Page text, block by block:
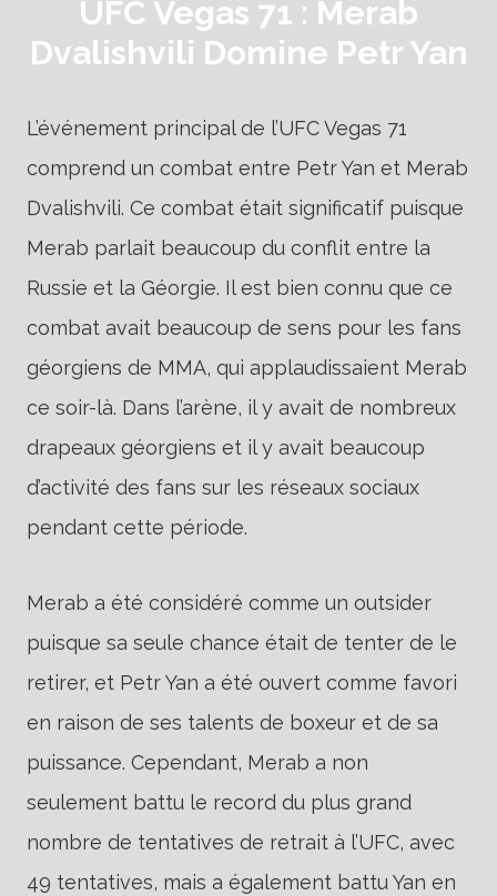
UFC Vegas 71 : Merab
Dvalishvili Domine Petr Yan
L’événement principal de l’UFC Vegas 71
comprend un combat entre Petr Yan et Merab
Dvalishvili. Ce combat était significatif puisque
Merab parlait beaucoup du conflit entre la
Russie et la Géorgie. Il est bien connu que ce
combat avait beaucoup de sens pour les fans
géorgiens de MMA, qui applaudissaient Merab
ce soir-là. Dans l’arène, il y avait de nombreux
drapeaux géorgiens et il y avait beaucoup
d’activité des fans sur les réseaux sociaux
pendant cette période.
Merab a été considéré comme un outsider
puisque sa seule chance était de tenter de le
retirer, et Petr Yan a été ouvert comme favori
en raison de ses talents de boxeur et de sa
puissance. Cependant, Merab a non
seulement battu le record du plus grand
nombre de tentatives de retrait à l’UFC, avec
49 tentatives, mais a également battu Yan en